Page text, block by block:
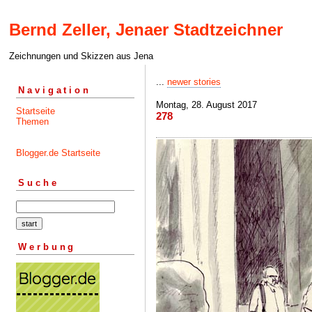
Bernd Zeller, Jenaer Stadtzeichner
Zeichnungen und Skizzen aus Jena
Navigation
Startseite
Themen
Blogger.de Startseite
Suche
Werbung
... newer stories
Montag, 28. August 2017
278